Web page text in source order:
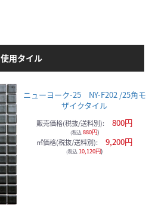
使用タイル
ニューヨーク-25 NY-F202 /25角モ
ザイクタイル
販売価格(税抜/送料別): 800円
(税込 880円)
㎡価格(税抜/送料別): 9,200円
(税込 10,120円)